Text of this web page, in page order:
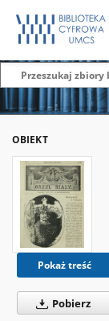
OBIEKT
Pokaż treść
Pobierz